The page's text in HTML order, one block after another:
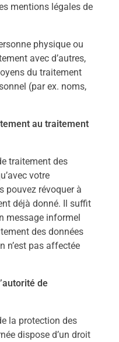
mentions légales de
physique ou
avec d’autres,
du traitement
(par ex. noms,
au traitement
traitement des
votre
pouvez révoquer à
déjà donné. Il suffit
message informel
des données
n’est pas affectée
de
la protection des
dispose d’un droit